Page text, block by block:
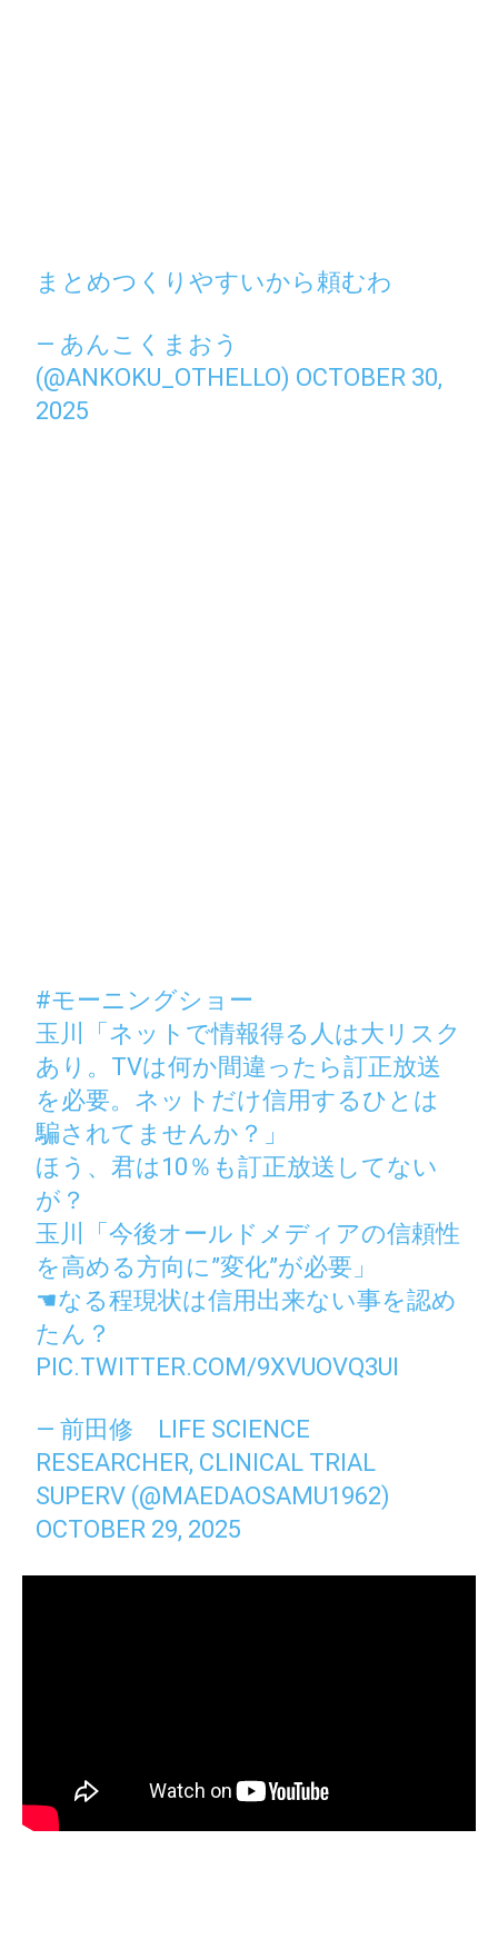
まとめつくりやすいから頼むわ
— あんこくまおう
(@ANKOKU_OTHELLO) OCTOBER 30,
2025
#モーニングショー
玉川「ネットで情報得る人は大リスク
あり。TVは何か間違ったら訂正放送
を必要。ネットだけ信用するひとは
騙されてませんか？」
ほう、君は10％も訂正放送してない
が？
玉川「今後オールドメディアの信頼性
を高める方向に”変化”が必要」
☚なる程現状は信用出来ない事を認め
たん？
PIC.TWITTER.COM/9XVUOVQ3UI
— 前田修 LIFE SCIENCE
RESEARCHER, CLINICAL TRIAL
SUPERV (@MAEDAOSAMU1962)
OCTOBER 29, 2025